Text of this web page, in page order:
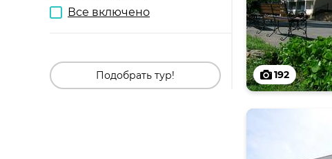
Все включено
Подобрать тур! 192